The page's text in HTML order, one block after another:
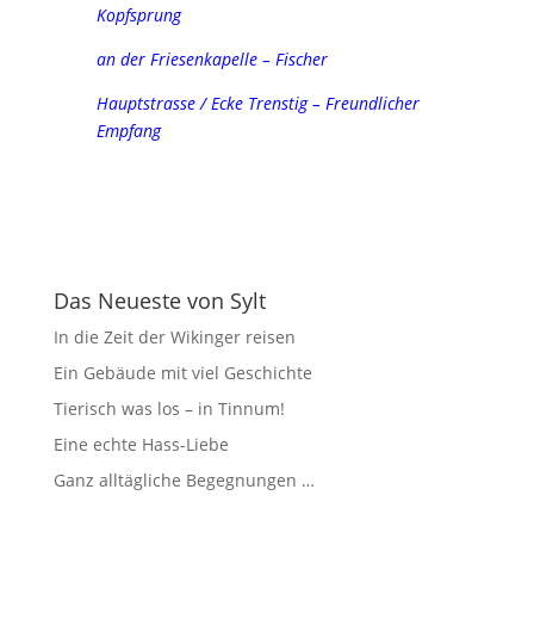
Kopfsprung
an der Friesenkapelle – Fischer
Hauptstrasse / Ecke Trenstig – Freundlicher
Empfang
Das Neueste von Sylt
In die Zeit der Wikinger reisen
Ein Gebäude mit viel Geschichte
Tierisch was los – in Tinnum!
Eine echte Hass-Liebe
Ganz alltägliche Begegnungen …